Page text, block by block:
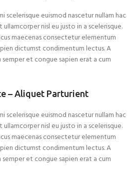
scelerisque euismod nascetur nullam hac
nisl eu justo in a scelerisque.
maecenas consectetur elementum
dictumst condimentum lectus. A
et congue sapien erat a cum
– Aliquet Parturient
scelerisque euismod nascetur nullam hac
nisl eu justo in a scelerisque.
maecenas consectetur elementum
dictumst condimentum lectus. A
et congue sapien erat a cum